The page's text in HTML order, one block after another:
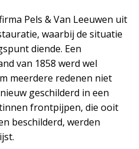
Pels & Van Leeuwen uit
waarbij de situatie
diende. Een
van 1858 werd wel
meerdere redenen niet
geschilderd in een
frontpijpen, die ooit
beschilderd, werden